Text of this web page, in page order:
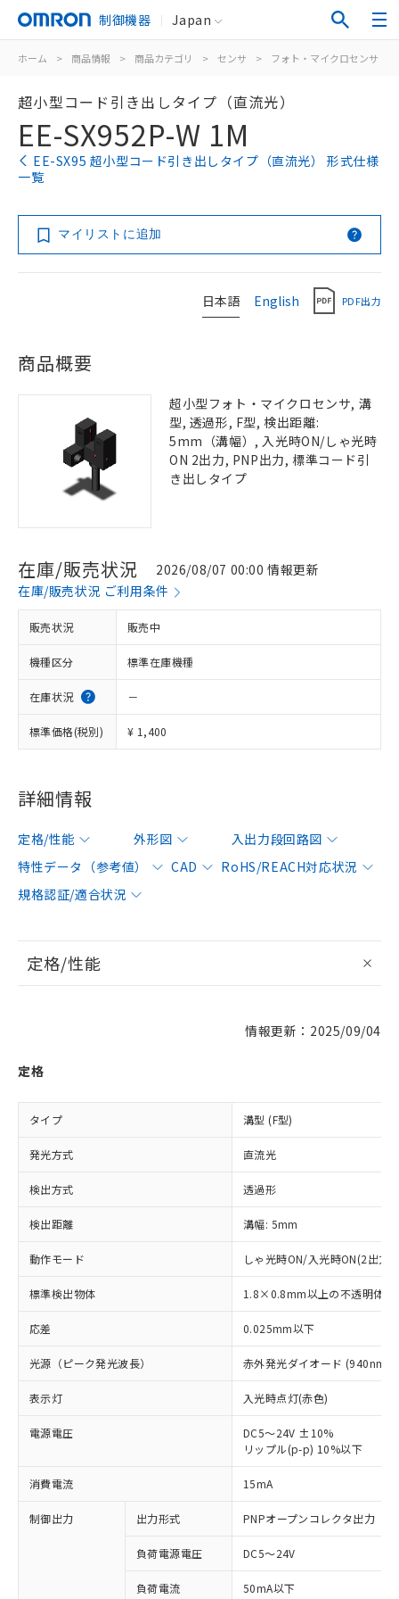
制御機器 Japan
ホーム > 商品情報 > 商品カテゴリ > センサ > フォト・マイクロセンサ
超小型コード引き出しタイプ（直流光）
EE-SX952P-W 1M
EE-SX95 超小型コード引き出しタイプ（直流光） 形式仕様
一覧
マイリストに追加
日本語 English PDF出力
商品概要
超小型フォト・マイクロセンサ, 溝
型, 透過形, F型, 検出距離:
5mm（溝幅）, 入光時ON/しゃ光時
ON 2出力, PNP出力, 標準コード引
き出しタイプ
在庫/販売状況
2026/08/07 00:00 情報更新
在庫/販売状況 ご利用条件
販売状況 販売中
機種区分 標準在庫機種
在庫状況 －
標準価格(税別) ¥ 1,400
詳細情報
定格/性能 外形図
入出力段回路図
特性データ（参考値）
CAD
RoHS/REACH対応状況
規格認証/適合状況
定格/性能
情報更新：2025/09/04
定格
タイプ 溝型 (F型)
発光方式 直流光
検出方式 透過形
検出距離 溝幅: 5mm
動作モード しゃ光時ON/入光時ON(2出力
標準検出物体 1.8×0.8mm以上の不透明体
応差 0.025mm以下
光源（ピーク発光波長） 赤外発光ダイオード (940nm)
表示灯 入光時点灯(赤色)
電源電圧
DC5～24V ±10%
リップル(p-p) 10%以下
消費電流 15mA
制御出力 出力形式 PNPオープンコレクタ出力
負荷電源電圧 DC5～24V
負荷電流 50mA以下
※1 対応状況
対応済み：EU RoHS指令（10物質）の
非含有に対応した製品が提供可能な商品で